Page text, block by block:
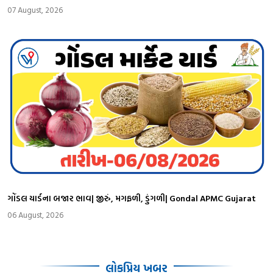
07 August, 2026
ગોંડલ યાર્ડના બજાર ભાવ| જીરું, મગફળી, ડુંગળી| Gondal APMC Gujarat
06 August, 2026
લોકપ્રિય ખબર